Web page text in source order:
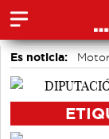
Es noticia:
Actividades